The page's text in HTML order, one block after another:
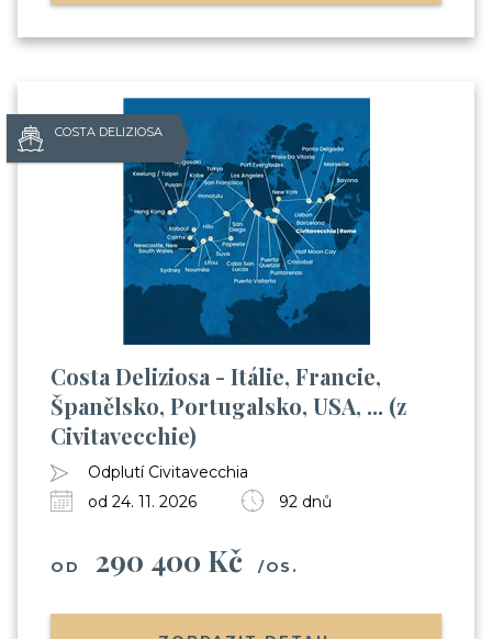
COSTA DELIZIOSA
Costa Deliziosa - Itálie, Francie,
Španělsko, Portugalsko, USA, ... (z
Civitavecchie)
Odplutí Civitavecchia
od 24. 11. 2026
92 dnů
OD 290 400 Kč /OS.